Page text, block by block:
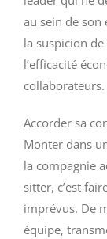
au sein de son
la suspicion
l’efficacité
collaborateurs.
Accorder sa
Monter dans
la compagnie
sitter, c’est
imprévus. De
équipe,